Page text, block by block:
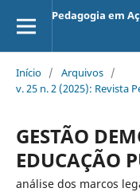
Pedagogia em
Início / Arquivos /
v. 25 n. 2 (2025): Revista
GESTÃO
EDUCAÇÃO
análise dos marcos